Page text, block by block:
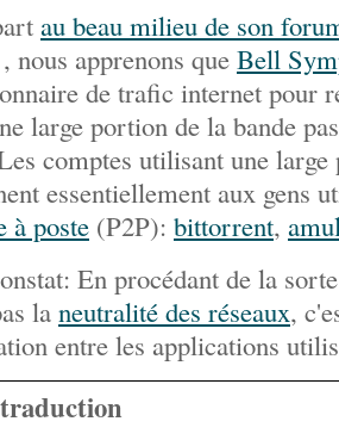
au beau milieu de son
, nous apprenons que Bell
de trafic internet pour
large portion de la bande
comptes utilisant une large
essentiellement aux gens
à poste (P2P): bittorrent,
En procédant de la
la neutralité des réseaux,
entre les applications